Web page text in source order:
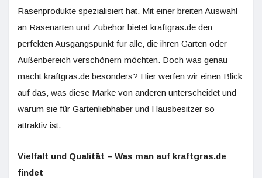
Rasenprodukte spezialisiert hat. Mit einer breiten Auswahl
an Rasenarten und Zubehör bietet kraftgras.de den
perfekten Ausgangspunkt für alle, die ihren Garten oder
Außenbereich verschönern möchten. Doch was genau
macht kraftgras.de besonders? Hier werfen wir einen Blick
auf das, was diese Marke von anderen unterscheidet und
warum sie für Gartenliebhaber und Hausbesitzer so
attraktiv ist.
Vielfalt und Qualität – Was man auf kraftgras.de
findet